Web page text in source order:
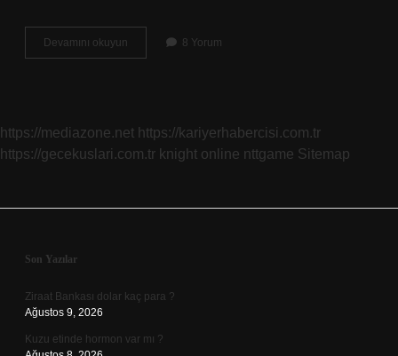
Devamını okuyun
Değer
8 Yorum
https://mediazone.net https://kariyerhabercisi.com.tr
https://gecekuslari.com.tr knight online nttgame Sitemap
Sidebar
Son Yazılar
Ziraat Bankası dolar kaç para ?
Ağustos 9, 2026
Kuzu etinde hormon var mı ?